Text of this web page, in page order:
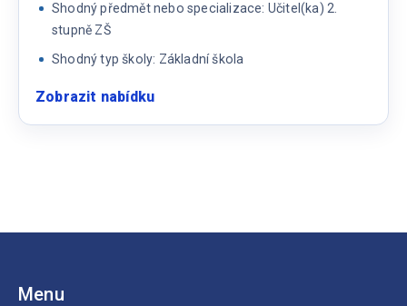
Shodný předmět nebo specializace: Učitel(ka) 2.
stupně ZŠ
Shodný typ školy: Základní škola
Zobrazit nabídku:
Menu